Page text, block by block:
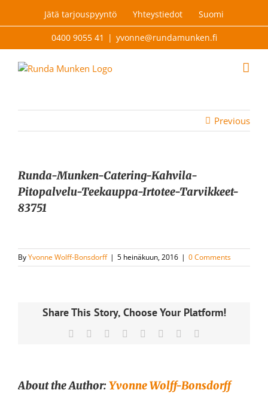
Jätä tarjouspyyntö Yhteystiedot Suomi
0400 9055 41 | yvonne@rundamunken.fi
Previous
Runda-Munken-Catering-Kahvila-
Pitopalvelu-Teekauppa-Irtotee-Tarvikkeet-
83751
ByYvonne Wolff-Bonsdorff | 5 heinäkuun, 2016 | 0 Comments
Share This Story, Choose Your Platform!
Facebook Reddit LinkedIn
TumblrPinterest
About the Author:Yvonne Wolff-Bonsdorff